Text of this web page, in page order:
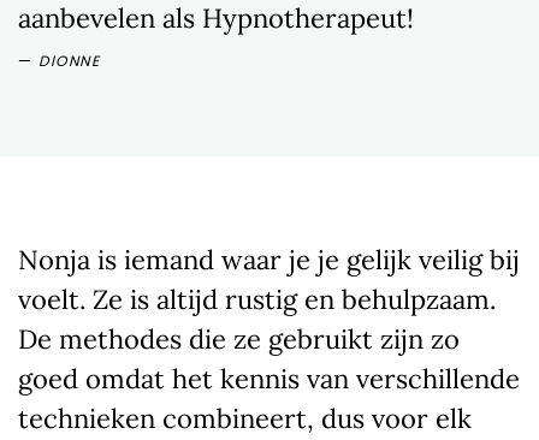
aanbevelen als Hypnotherapeut!
DIONNE
Nonja is iemand waar je je gelijk veilig bij
voelt. Ze is altijd rustig en behulpzaam.
De methodes die ze gebruikt zijn zo
goed omdat het kennis van verschillende
technieken combineert, dus voor elk